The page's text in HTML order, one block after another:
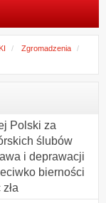
Zgromadzenia
Polski za
ślubów
i deprawacji
bierności